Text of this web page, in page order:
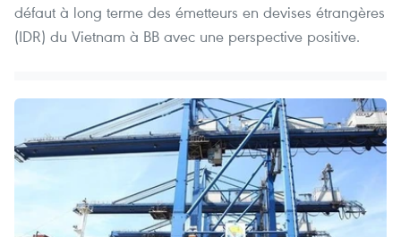
défaut à long terme des émetteurs en devises étrangères
(IDR) du Vietnam à BB avec une perspective positive.